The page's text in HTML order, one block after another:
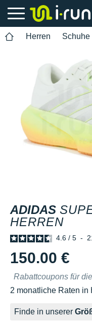
Herren Schuhe
ADIDAS
HERREN
4.6 / 5 -
150.00 €
Rabattcoupons für
2 monatliche Raten in
Ohne Zusatzkosten
Finde in unserer